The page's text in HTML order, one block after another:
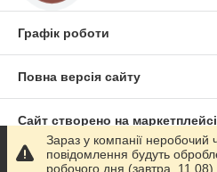
Графік роботи
Повна версія сайту
Сайт створено на маркетплейсі
Політика конфіденційності
Зараз у компанії неробочий
повідомлення будуть
робочого дня (завтра, 11.08).